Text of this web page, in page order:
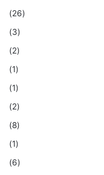
(26)
(3)
(2)
(1)
(1)
(2)
(8)
(1)
(6)